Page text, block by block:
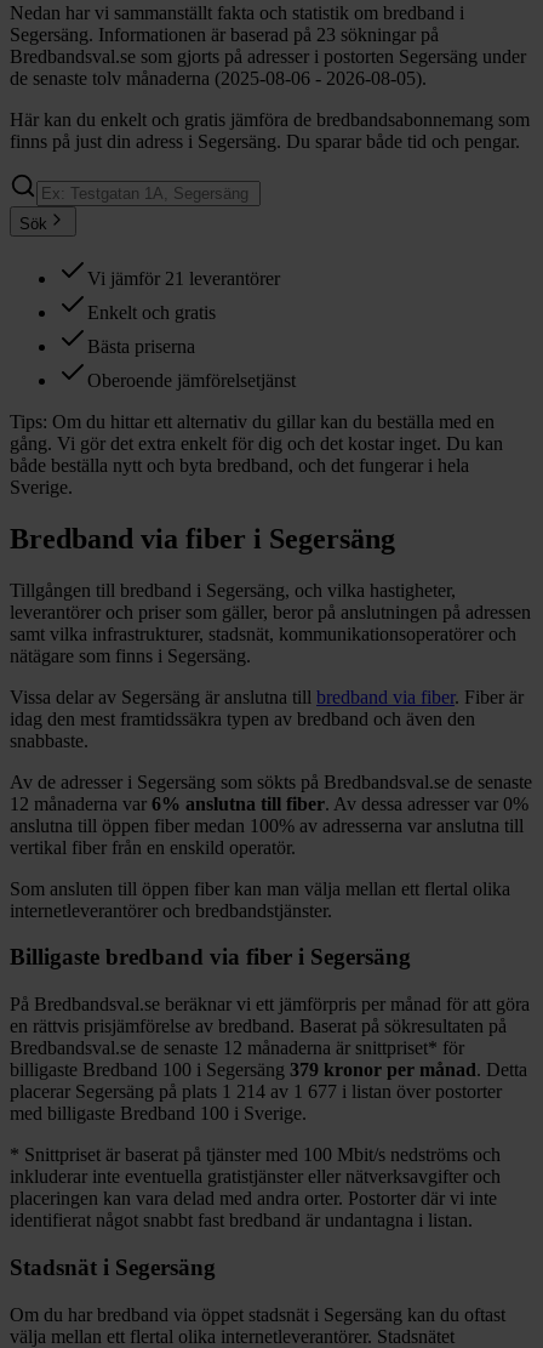
Nedan har vi sammanställt fakta och statistik om bredband i
Segersäng. Informationen är baserad på 23 sökningar på
Bredbandsval.se som gjorts på adresser i postorten Segersäng under
de senaste tolv månaderna (2025-08-06 - 2026-08-05).
Här kan du enkelt och gratis jämföra de bredbandsabonnemang som
finns på just din adress i Segersäng. Du sparar både tid och pengar.
Sök
Vi jämför 21 leverantörer
Enkelt och gratis
Bästa priserna
Oberoende jämförelsetjänst
Tips: Om du hittar ett alternativ du gillar kan du beställa med en
gång. Vi gör det extra enkelt för dig och det kostar inget. Du kan
både beställa nytt och byta bredband, och det fungerar i hela
Sverige.
Bredband via fiber i Segersäng
Tillgången till bredband i Segersäng, och vilka hastigheter,
leverantörer och priser som gäller, beror på anslutningen på adressen
samt vilka infrastrukturer, stadsnät, kommunikationsoperatörer och
nätägare som finns i Segersäng.
Vissa delar av Segersäng är anslutna till bredband via fiber. Fiber är
idag den mest framtidssäkra typen av bredband och även den
snabbaste.
Av de adresser i Segersäng som sökts på Bredbandsval.se de senaste
12 månaderna var 6% anslutna till fiber. Av dessa adresser var 0%
anslutna till öppen fiber medan 100% av adresserna var anslutna till
vertikal fiber från en enskild operatör.
Som ansluten till öppen fiber kan man välja mellan ett flertal olika
internetleverantörer och bredbandstjänster.
Billigaste bredband via fiber i Segersäng
På Bredbandsval.se beräknar vi ett jämförpris per månad för att göra
en rättvis prisjämförelse av bredband. Baserat på sökresultaten på
Bredbandsval.se de senaste 12 månaderna är snittpriset* för
billigaste Bredband 100 i Segersäng 379 kronor per månad. Detta
placerar Segersäng på plats 1 214 av 1 677 i listan över postorter
med billigaste Bredband 100 i Sverige.
* Snittpriset är baserat på tjänster med 100 Mbit/s nedströms och
inkluderar inte eventuella gratistjänster eller nätverksavgifter och
placeringen kan vara delad med andra orter. Postorter där vi inte
identifierat något snabbt fast bredband är undantagna i listan.
Stadsnät i Segersäng
Om du har bredband via öppet stadsnät i Segersäng kan du oftast
välja mellan ett flertal olika internetleverantörer. Stadsnätet